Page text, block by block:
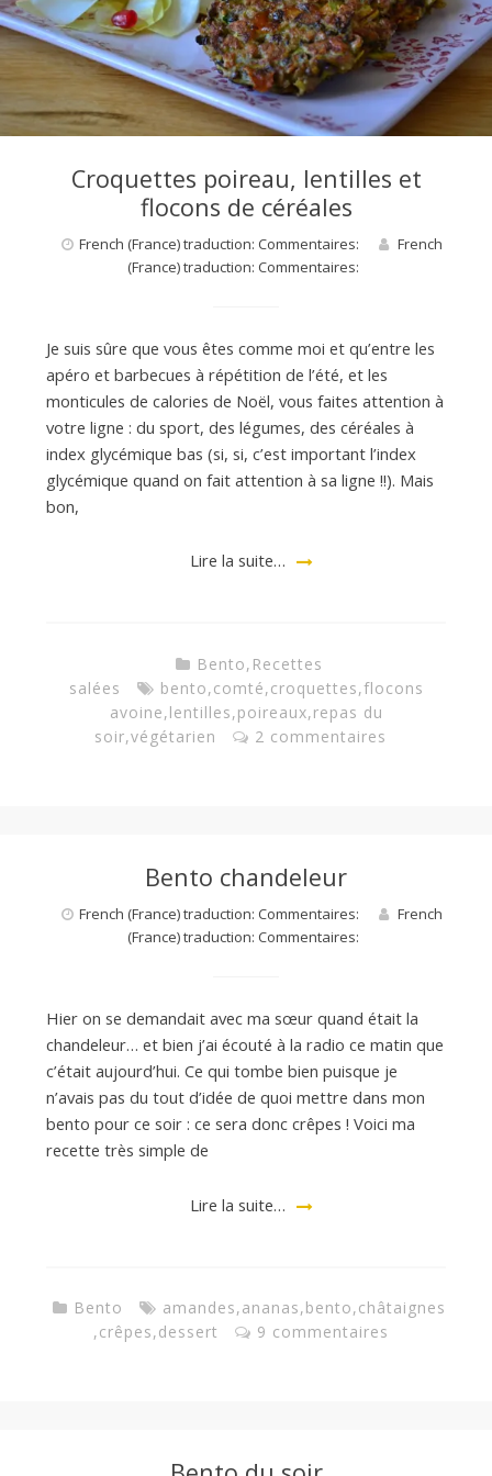
Croquettes poireau, lentilles et
flocons de céréales
French (France) traduction: Commentaires:
French
(France) traduction: Commentaires:
Je suis sûre que vous êtes comme moi et qu’entre les
apéro et barbecues à répétition de l’été, et les
monticules de calories de Noël, vous faites attention à
votre ligne : du sport, des légumes, des céréales à
index glycémique bas (si, si, c’est important l’index
glycémique quand on fait attention à sa ligne !!). Mais
bon,
Lire la suite…
Bento, Recettes
salées
bento,comté,croquettes,flocons
avoine,lentilles,poireaux,repas du
soir,végétarien 2 commentaires
Bento chandeleur
French (France) traduction: Commentaires:
French
(France) traduction: Commentaires:
Hier on se demandait avec ma sœur quand était la
chandeleur… et bien j’ai écouté à la radio ce matin que
c’était aujourd’hui. Ce qui tombe bien puisque je
n’avais pas du tout d’idée de quoi mettre dans mon
bento pour ce soir : ce sera donc crêpes ! Voici ma
recette très simple de
Lire la suite…
Bento amandes,ananas,bento,châtaignes
,crêpes,dessert 9 commentaires